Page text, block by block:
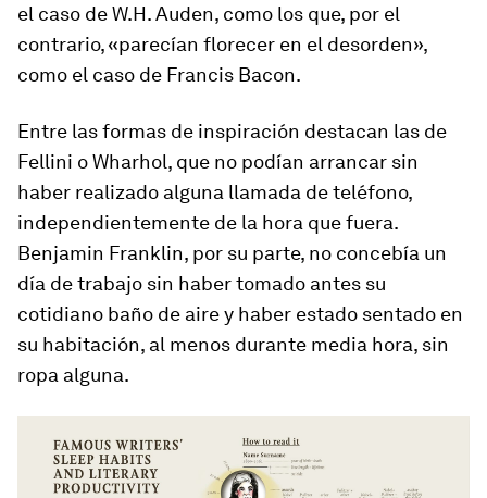
el caso de W.H. Auden, como los que, por el
contrario, «parecían florecer en el desorden»,
como el caso de Francis Bacon.
Entre las formas de inspiración destacan las de
Fellini o Wharhol, que no podían arrancar sin
haber realizado alguna llamada de teléfono,
independientemente de la hora que fuera.
Benjamin Franklin, por su parte, no concebía un
día de trabajo sin haber tomado antes su
cotidiano baño de aire y haber estado sentado en
su habitación, al menos durante media hora, sin
ropa alguna.